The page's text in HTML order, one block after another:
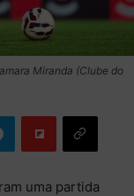
Miranda (Clube do
uma partida